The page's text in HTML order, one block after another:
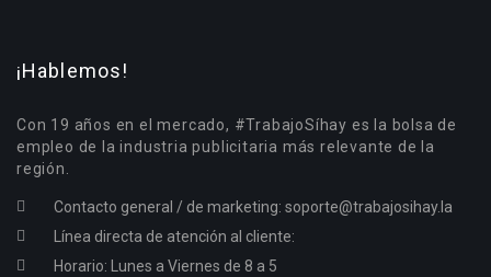
¡Hablemos!
Con 19 años en el mercado, #TrabajoSíhay es la bolsa de
empleo de la industria publicitaria más relevante de la
región.
Contacto general / de marketing: soporte@trabajosihay.la
Línea directa de atención al cliente:
Horario: Lunes a Viernes de 8 a 5